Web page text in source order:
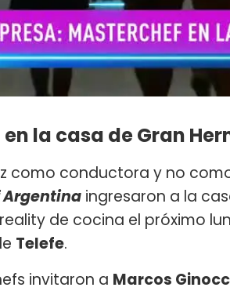
la casa de Gran
como conductora y no
ingresaron a la
de cocina el próximo
Telefe.
invitaron a Marcos